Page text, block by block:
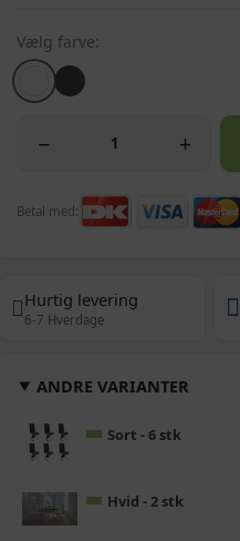
Vælg farve:
− +
Betal med:
Hurtig levering
6-7 Hverdage
ANDRE VARIANTER
Sort - 6 stk
Hvid - 2 stk